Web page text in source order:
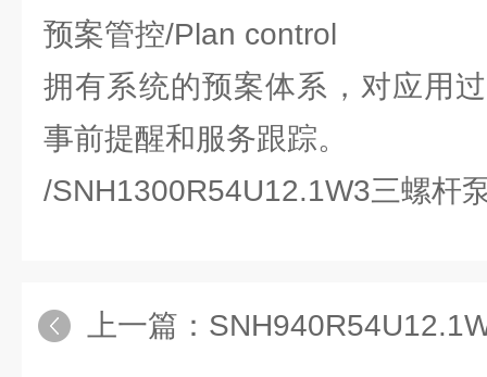
预案管控/Plan control
拥有系统的预案体系，对应用
事前提醒和服务跟踪。
/SNH1300R54U12.1W3三螺杆
上一篇：